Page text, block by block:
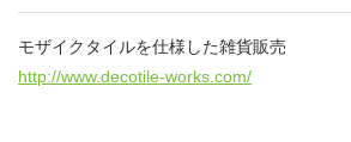
モザイクタイルを仕様した雑貨販売
http://www.decotile-works.com/